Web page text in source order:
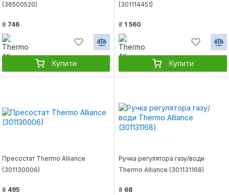
(36500520)
₴ 746
Купити
(301114451)
₴ 1 560
Купити
Пресостат Thermo Alliance
(301130006)
₴ 495
Ручка регулятора газу/води
Thermo Alliance (301131168)
₴ 68